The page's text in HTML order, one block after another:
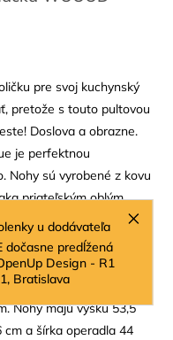
u dodávateľa
dočasne predĺžená
Design - R1
Bratislava
pre svoj kuchynský
pretože s touto pultovou
Doslova a obrazne.
je perfektnou
Nohy sú vyrobené z kovu
priateľským oblým
zamatovou látkou je
interiér.
sedadla 64 cm, šírku
Nohy majú výšku 53,5
cm a šírka operadla 44